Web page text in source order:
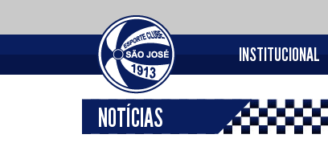
INSTITUCIONAL
NOTÍCIAS